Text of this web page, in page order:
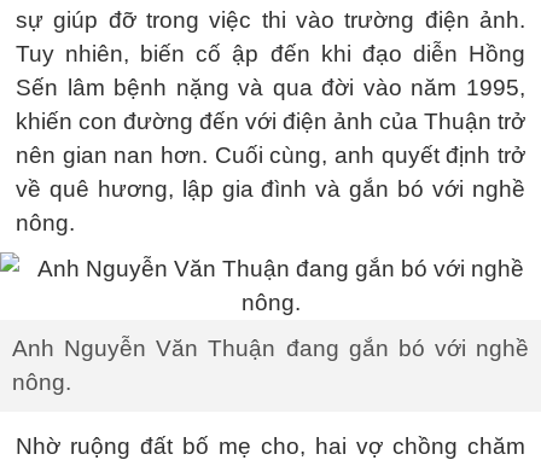
sự giúp đỡ trong việc thi vào trường điện ảnh.
Tuy nhiên, biến cố ập đến khi đạo diễn Hồng
Sến lâm bệnh nặng và qua đời vào năm 1995,
khiến con đường đến với điện ảnh của Thuận trở
nên gian nan hơn. Cuối cùng, anh quyết định trở
về quê hương, lập gia đình và gắn bó với nghề
nông.
Anh Nguyễn Văn Thuận đang gắn bó với nghề
nông.
Nhờ ruộng đất bố mẹ cho, hai vợ chồng chăm